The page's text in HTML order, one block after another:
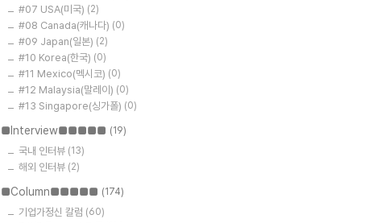
#07 USA(미국) (2)
#08 Canada(캐나다) (0)
#09 Japan(일본) (2)
#10 Korea(한국) (0)
#11 Mexico(멕시코) (0)
#12 Malaysia(말레이) (0)
#13 Singapore(싱가폴) (0)
■Interview■■■■■ (19)
국내 인터뷰 (13)
해외 인터뷰 (2)
■Column■■■■■ (174)
기업가정신 칼럼 (60)